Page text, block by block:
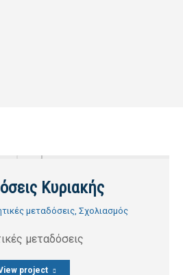
Κυριακής
μεταδόσεις, Σχολιασμός
μεταδόσεις
project